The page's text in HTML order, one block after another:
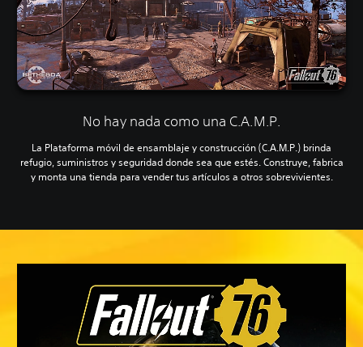
No hay nada como una C.A.M.P.
La Plataforma móvil de ensamblaje y construcción (C.A.M.P.) brinda
refugio, suministros y seguridad donde sea que estés. Construye, fabrica
y monta una tienda para vender tus artículos a otros sobrevivientes.